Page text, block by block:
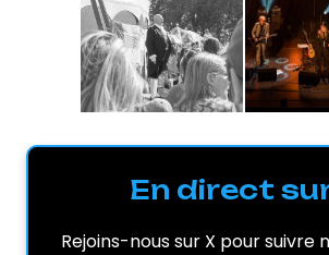
En direct
Rejoins-nous sur X pour suivre